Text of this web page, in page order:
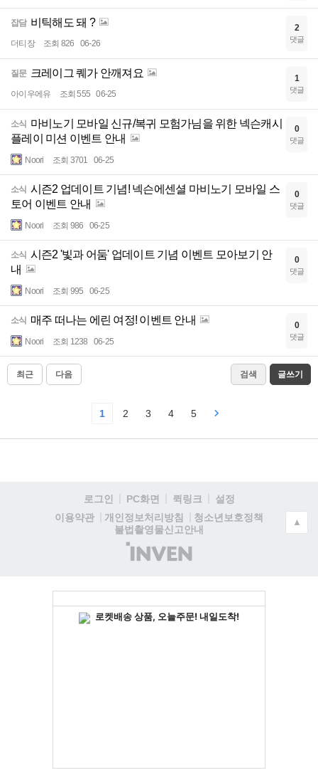
잡담 비틱해도 돼 ?
더티장 조회 826 06-26
2
댓글
질문 크레이그 퀘가 안깨져요
아이우에유 조회 555 06-25
1
댓글
소식
마비노기 모바일 신규/복귀 모험가님을 위한 넥슨캐시
플레이 미션 이벤트 안내
Noori 조회 3701 06-25
0
댓글
소식 시즌2 업데이트 기념! 넥슨에센셜 마비노기 모바일 스
토어 이벤트 안내
Noori 조회 986 06-25
0
댓글
소식 시즌2 '빛과 어둠' 업데이트 기념 이벤트 모아보기 안
내
Noori 조회 995 06-25
0
댓글
소식 매주 떠나는 에린 여정! 이벤트 안내
Noori 조회 1238 06-25
0
댓글
최근 다음 검색 글쓰기
1 2 3 4 5
로그인 PC화면 퀵링크
설정
이용약관
개인정보처리방침
청소년보호정책
불법촬영물신고안내
(주)
인
▲